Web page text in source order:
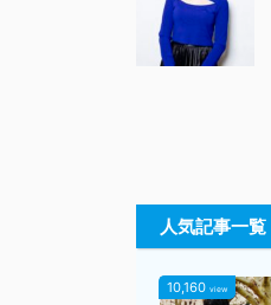
人気記事一覧
10,160 view